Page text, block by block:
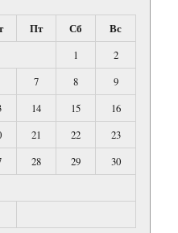
Пт Сб Вс
1
2
7 8
9
14 15
16
21 22
23
28 29
30